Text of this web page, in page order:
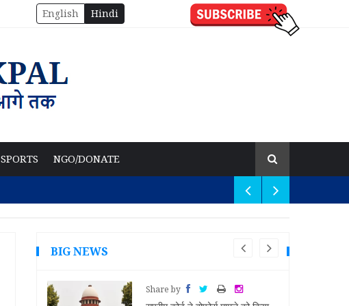
English Hindi
SPORTS NGO/DONATE
BIG NEWS
Share by